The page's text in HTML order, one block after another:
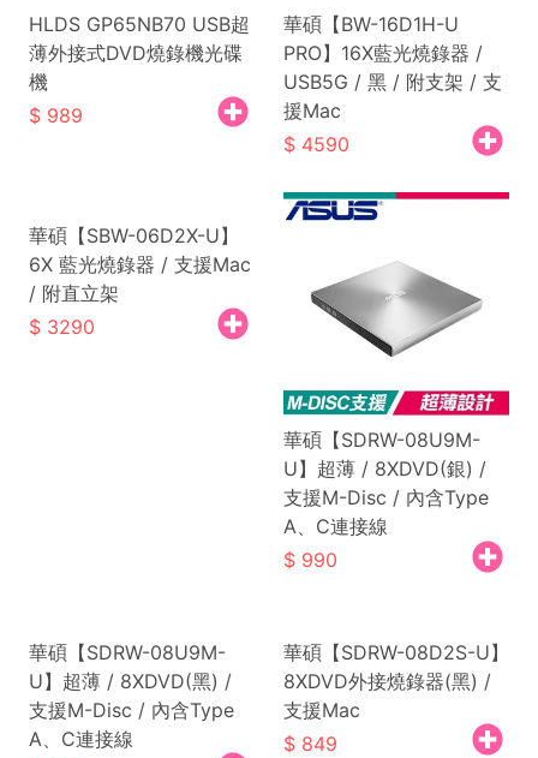
HLDS GP65NB70 USB超
薄外接式DVD燒錄機光碟
機
989
華碩【BW-16D1H-U
PRO】16X藍光燒錄器 /
USB5G / 黑 / 附支架 / 支
援Mac
4590
華碩【SBW-06D2X-U】
6X 藍光燒錄器 / 支援Mac
/ 附直立架
3290
華碩【SDRW-08U9M-
U】超薄 / 8XDVD(銀) /
支援M-Disc / 內含Type
A、C連接線
990
華碩【SDRW-08U9M-
U】超薄 / 8XDVD(黑) /
支援M-Disc / 內含Type
A、C連接線
華碩【SDRW-08D2S-U】
8XDVD外接燒錄器(黑) /
支援Mac
849